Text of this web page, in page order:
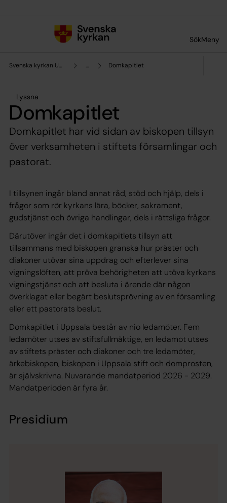
SökMeny
Svenska kyrkan Uppsala stift ... Domkapitlet
Lyssna
Domkapitlet
Domkapitlet har vid sidan av biskopen tillsyn
över verksamheten i stiftets församlingar och
pastorat.
I tillsynen ingår bland annat råd, stöd och hjälp, dels i
frågor som rör kyrkans lära, böcker, sakrament,
gudstjänst och övriga handlingar, dels i rättsliga frågor.
Därutöver ingår det i domkapitlets tillsyn att
tillsammans med biskopen granska hur präster och
diakoner utövar sina uppdrag och efterlever sina
vigningslöften, att pröva behörigheten att utöva kyrkans
vigningstjänst och att besluta i ärende där någon
överklagat eller begärt beslutsprövning av en församling
eller ett pastorats beslut.
Domkapitlet i Uppsala består av nio ledamöter. Fem
ledamöter utses av stiftsfullmäktige, en ledamot utses
av stiftets präster och diakoner och tre ledamöter,
ärkebiskopen, biskopen i Uppsala stift och domprosten,
är självskrivna. Nuvarande mandatperiod 2026 - 2029.
Mandatperioden är fyra år.
Presidium